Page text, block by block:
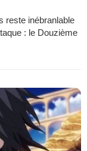
reste inébranlable
: le Douzième